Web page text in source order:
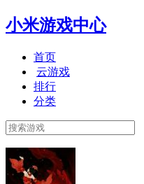
小米游戏中心
首页
云游戏
排行
分类